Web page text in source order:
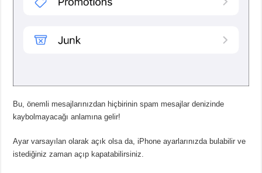
Bu, önemli mesajlarınızdan hiçbirinin spam mesajlar denizinde
kaybolmayacağı anlamına gelir!
Ayar varsayılan olarak açık olsa da, iPhone ayarlarınızda bulabilir ve
istediğiniz zaman açıp kapatabilirsiniz.